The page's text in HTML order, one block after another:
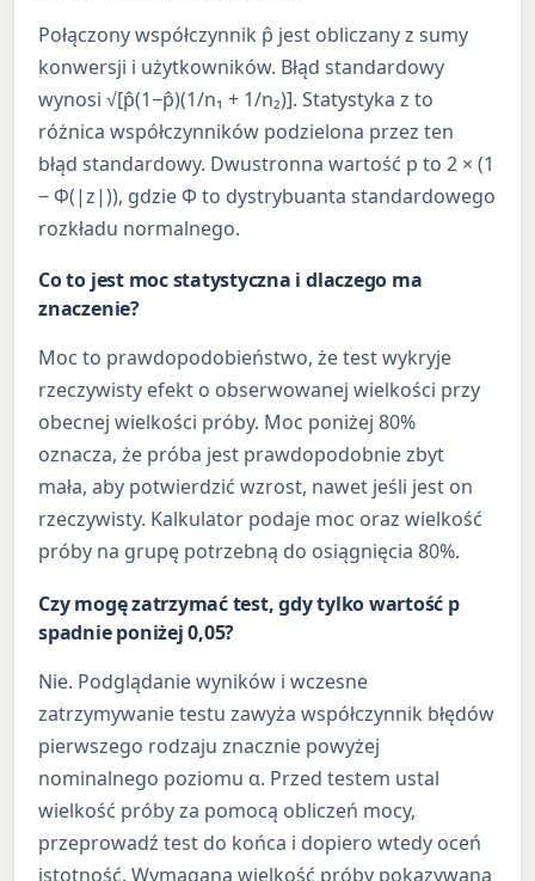
Połączony współczynnik p̂ jest obliczany z sumy
konwersji i użytkowników. Błąd standardowy
wynosi √[p̂(1−p̂)(1/n₁ + 1/n₂)]. Statystyka z to
różnica współczynników podzielona przez ten
błąd standardowy. Dwustronna wartość p to 2 × (1
− Φ(|z|)), gdzie Φ to dystrybuanta standardowego
rozkładu normalnego.
Co to jest moc statystyczna i dlaczego ma
znaczenie?
Moc to prawdopodobieństwo, że test wykryje
rzeczywisty efekt o obserwowanej wielkości przy
obecnej wielkości próby. Moc poniżej 80%
oznacza, że próba jest prawdopodobnie zbyt
mała, aby potwierdzić wzrost, nawet jeśli jest on
rzeczywisty. Kalkulator podaje moc oraz wielkość
próby na grupę potrzebną do osiągnięcia 80%.
Czy mogę zatrzymać test, gdy tylko wartość p
spadnie poniżej 0,05?
Nie. Podglądanie wyników i wczesne
zatrzymywanie testu zawyża współczynnik błędów
pierwszego rodzaju znacznie powyżej
nominalnego poziomu α. Przed testem ustal
wielkość próby za pomocą obliczeń mocy,
przeprowadź test do końca i dopiero wtedy oceń
istotność. Wymagana wielkość próby pokazywana